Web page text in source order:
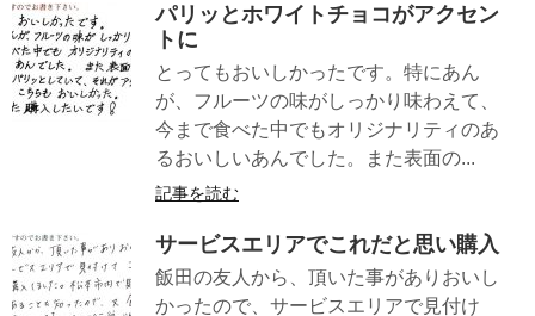
パリッとホワイトチョコがアクセン
トに
とってもおいしかったです。特にあん
が、フルーツの味がしっかり味わえて、
今まで食べた中でもオリジナリティのあ
るおいしいあんでした。また表面の...
記事を読む
サービスエリアでこれだと思い購入
飯田の友人から、頂いた事がありおいし
かったので、サービスエリアで見付け